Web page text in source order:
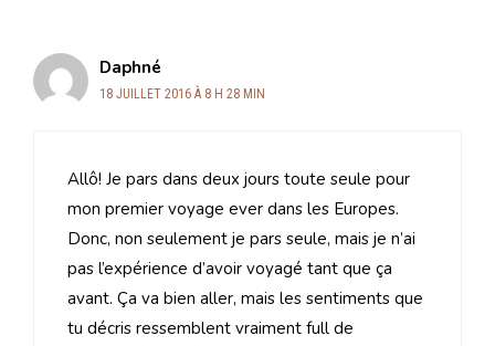
Daphné
18 JUILLET 2016 À 8 H 28 MIN
Allô! Je pars dans deux jours toute seule pour
mon premier voyage ever dans les Europes.
Donc, non seulement je pars seule, mais je n’ai
pas l’expérience d’avoir voyagé tant que ça
avant. Ça va bien aller, mais les sentiments que
tu décris ressemblent vraiment full de